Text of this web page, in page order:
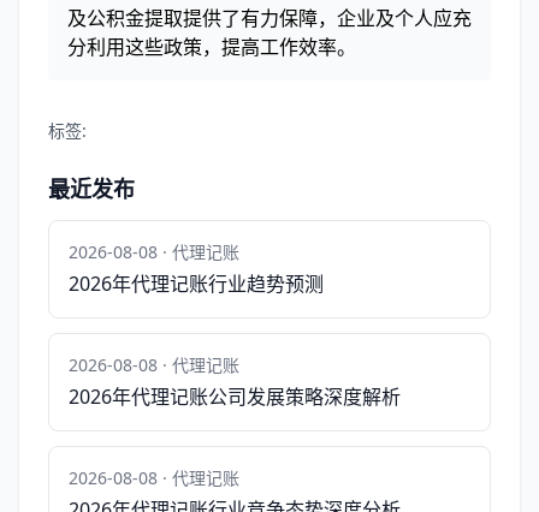
及公积金提取提供了有力保障，企业及个人应充
分利用这些政策，提高工作效率。
标签:
最近发布
2026-08-08 · 代理记账
2026年代理记账行业趋势预测
2026-08-08 · 代理记账
2026年代理记账公司发展策略深度解析
2026-08-08 · 代理记账